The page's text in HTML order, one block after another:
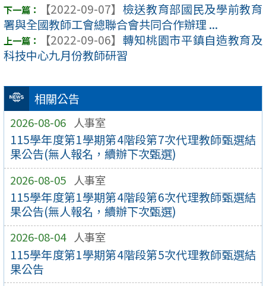
相關公告
2026-08-06 人事室
115學年度第1學期第4階段第7次代理教師甄選結
果公告(無人報名，續辦下次甄選)
2026-08-05 人事室
115學年度第1學期第4階段第6次代理教師甄選結
果公告(無人報名，續辦下次甄選)
2026-08-04 人事室
115學年度第1學期第4階段第5次代理教師甄選結
果公告
【2022-09-07】 檢送教育部國民及學前教育
署與全國教師工會總聯合會共同合作辦理 ...
【2022-09-06】 轉知桃園市平鎮自造教育及
科技中心九月份教師研習